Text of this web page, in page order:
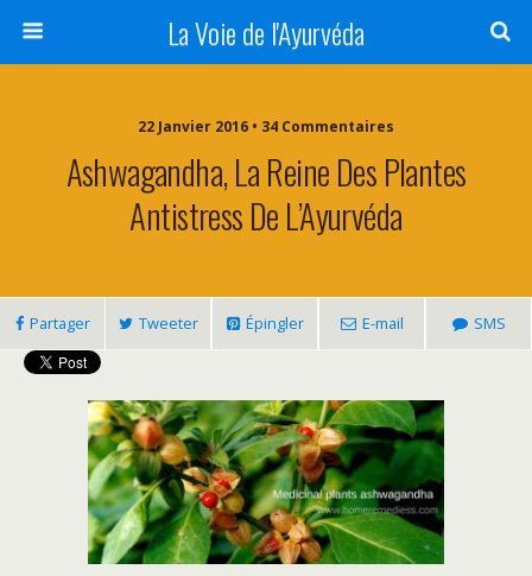
La Voie de l'Ayurvéda
22 Janvier 2016 • 34 Commentaires
Ashwagandha, La Reine Des Plantes
Antistress De L’Ayurvéda
Partager Tweeter Épingler E-mail SMS